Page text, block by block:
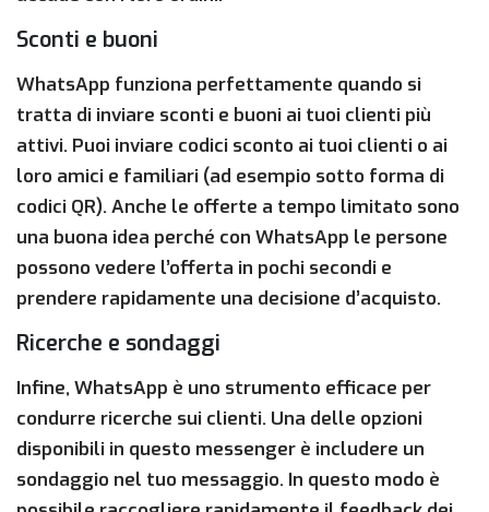
Sconti e buoni
WhatsApp funziona perfettamente quando si
tratta di inviare sconti e buoni ai tuoi clienti più
attivi. Puoi inviare codici sconto ai tuoi clienti o ai
loro amici e familiari (ad esempio sotto forma di
codici QR). Anche le offerte a tempo limitato sono
una buona idea perché con WhatsApp le persone
possono vedere l’offerta in pochi secondi e
prendere rapidamente una decisione d’acquisto.
Ricerche e sondaggi
Infine, WhatsApp è uno strumento efficace per
condurre ricerche sui clienti. Una delle opzioni
disponibili in questo messenger è includere un
sondaggio nel tuo messaggio. In questo modo è